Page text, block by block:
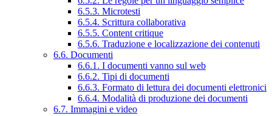
6.5.3. Microtesti
6.5.4. Scrittura collaborativa
6.5.5. Content critique
6.5.6. Traduzione e localizzazione dei contenuti
6.6. Documenti
6.6.1. I documenti vanno sul web
6.6.2. Tipi di documenti
6.6.3. Formato di lettura dei documenti elettronici
6.6.4. Modalità di produzione dei documenti
6.7. Immagini e video